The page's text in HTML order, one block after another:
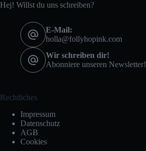
Hej! Willst du uns schreiben?
E-Mail:
holla@follyhopink.com
Wir schreiben dir!
Abonniere unseren Newsletter!
Rechtliches
Impressum
Datenschutz
AGB
Cookies